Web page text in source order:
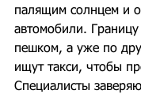
палящим солнцем и
автомобили.
пешком, а уже по
ищут такси, чтобы
Специалисты